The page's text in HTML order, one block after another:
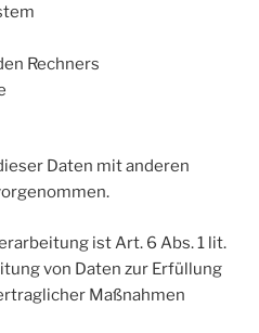
Rechners
Daten mit anderen
ist Art. 6 Abs. 1 lit.
von Daten zur Erfüllung
Maßnahmen